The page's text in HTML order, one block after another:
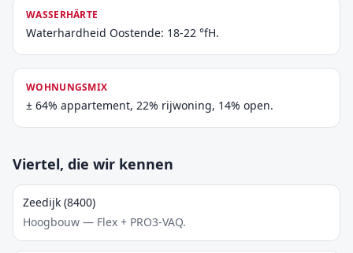
WASSERHÄRTE
Waterhardheid Oostende: 18-22 °fH.
WOHNUNGSMIX
± 64% appartement, 22% rijwoning, 14% open.
Viertel, die wir kennen
Zeedijk (8400)
Hoogbouw — Flex + PRO3-VAQ.